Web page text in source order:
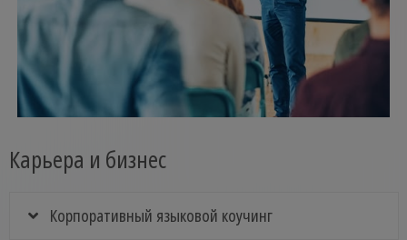
Карьера и бизнес
Корпоративный языковой коучинг